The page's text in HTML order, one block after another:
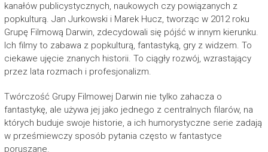
kanałów publicystycznych, naukowych czy powiązanych z
popkulturą. Jan Jurkowski i Marek Hucz, tworząc w 2012 roku
Grupę Filmową Darwin, zdecydowali się pójść w innym kierunku.
Ich filmy to zabawa z popkulturą, fantastyką, gry z widzem. To
ciekawe ujęcie znanych historii. To ciągły rozwój, wzrastający
przez lata rozmach i profesjonalizm.
Twórczość Grupy Filmowej Darwin nie tylko zahacza o
fantastykę, ale używa jej jako jednego z centralnych filarów, na
których buduje swoje historie, a ich humorystyczne serie zadają
w prześmiewczy sposób pytania często w fantastyce
poruszane.